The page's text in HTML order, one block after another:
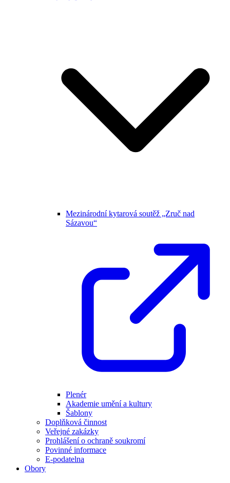
Mezinárodní kytarová soutěž „Zruč nad
Sázavou“
Plenér
Akademie umění a kultury
Šablony
Doplňková činnost
Veřejné zakázky
Prohlášení o ochraně soukromí
Povinné informace
E-podatelna
Obory